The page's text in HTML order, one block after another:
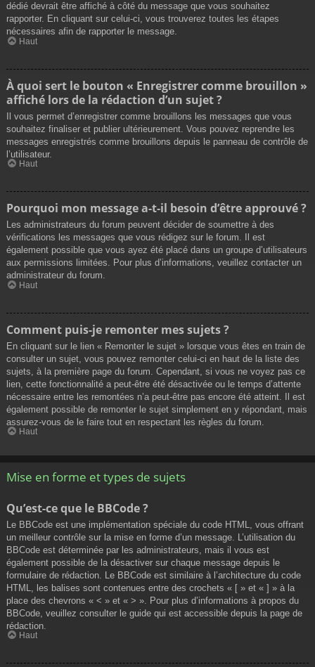
dédié devrait être affiché à côté du message que vous souhaitez
rapporter. En cliquant sur celui-ci, vous trouverez toutes les étapes
nécessaires afin de rapporter le message.
Haut
À quoi sert le bouton « Enregistrer comme brouillon »
affiché lors de la rédaction d’un sujet ?
Il vous permet d’enregistrer comme brouillons les messages que vous
souhaitez finaliser et publier ultérieurement. Vous pouvez reprendre les
messages enregistrés comme brouillons depuis le panneau de contrôle de
l’utilisateur.
Haut
Pourquoi mon message a-t-il besoin d’être approuvé ?
Les administrateurs du forum peuvent décider de soumettre à des
vérifications les messages que vous rédigez sur le forum. Il est
également possible que vous ayez été placé dans un groupe d’utilisateurs
aux permissions limitées. Pour plus d’informations, veuillez contacter un
administrateur du forum.
Haut
Comment puis-je remonter mes sujets ?
En cliquant sur le lien « Remonter le sujet » lorsque vous êtes en train de
consulter un sujet, vous pouvez remonter celui-ci en haut de la liste des
sujets, à la première page du forum. Cependant, si vous ne voyez pas ce
lien, cette fonctionnalité a peut-être été désactivée ou le temps d’attente
nécessaire entre les remontées n’a peut-être pas encore été atteint. Il est
également possible de remonter le sujet simplement en y répondant, mais
assurez-vous de le faire tout en respectant les règles du forum.
Haut
Mise en forme et types de sujets
Qu’est-ce que le BBCode ?
Le BBCode est une implémentation spéciale du code HTML, vous offrant
un meilleur contrôle sur la mise en forme d’un message. L’utilisation du
BBCode est déterminée par les administrateurs, mais il vous est
également possible de la désactiver sur chaque message depuis le
formulaire de rédaction. Le BBCode est similaire à l’architecture du code
HTML, les balises sont contenues entre des crochets « [ » et « ] » à la
place des chevrons « < » et « > ». Pour plus d’informations à propos du
BBCode, veuillez consulter le guide qui est accessible depuis la page de
rédaction.
Haut